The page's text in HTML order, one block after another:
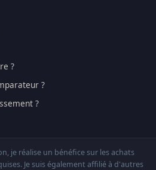
?
?
?
je réalise un bénéfice sur les achats
Je suis également affilié à d'autres